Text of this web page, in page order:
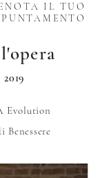
IL TUO
Evolution
Benessere